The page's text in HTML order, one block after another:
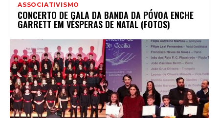
ASSOCIATIVISMO
CONCERTO DE GALA DA BANDA DA PÓVOA ENCHE
GARRETT EM VÉSPERAS DE NATAL (FOTOS)